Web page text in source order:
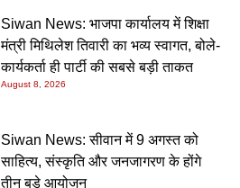
Siwan News: भाजपा कार्यालय में शिक्षा
मंत्री मिथिलेश तिवारी का भव्य स्वागत, बोले-
कार्यकर्ता ही पार्टी की सबसे बड़ी ताकत
August 8, 2026
Siwan News: सीवान में 9 अगस्त को
साहित्य, संस्कृति और जनजागरण के होंगे
तीन बड़े आयोजन